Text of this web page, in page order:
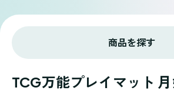
商品を探す
TCG万能プレイマット